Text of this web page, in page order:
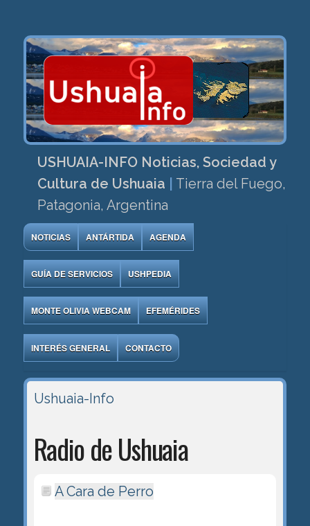
USHUAIA-INFO Noticias, Sociedad y
Cultura de Ushuaia
Tierra del Fuego,
Patagonia, Argentina
NOTICIAS ANTÁRTIDA AGENDA
GUÍA DE SERVICIOS USHPEDIA
MONTE OLIVIA WEBCAM EFEMÉRIDES
INTERÉS GENERAL CONTACTO
Ushuaia-Info
Radio de Ushuaia
A Cara de Perro